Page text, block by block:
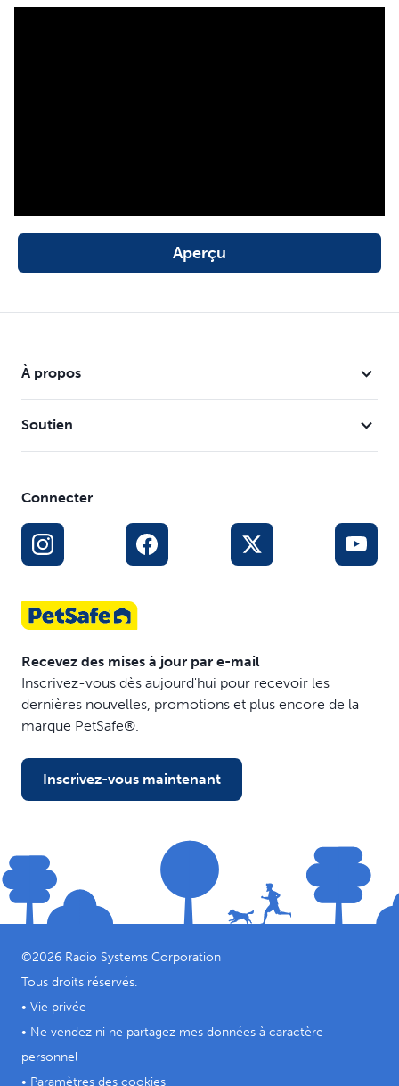
Aperçu
À propos
Soutien
Connecter
Recevez des mises à jour par e-mail
Inscrivez-vous dès aujourd'hui pour recevoir les
dernières nouvelles, promotions et plus encore de la
marque PetSafe®.
Inscrivez-vous maintenant
©2026 Radio Systems Corporation
Tous droits réservés.
• Vie privée
• Ne vendez ni ne partagez mes données à caractère
personnel
• Paramètres des cookies